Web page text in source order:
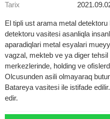
Tarix
El tipli ust arama metal
detektoru vasitesi asanliqla
aparadiqlari metal esyalari
vagzal, mekteb ve ya diger
merkezlerinde, holding ve
Olcusunden asili olmayaraq
Batareya vasitesi ile istifade
edir.